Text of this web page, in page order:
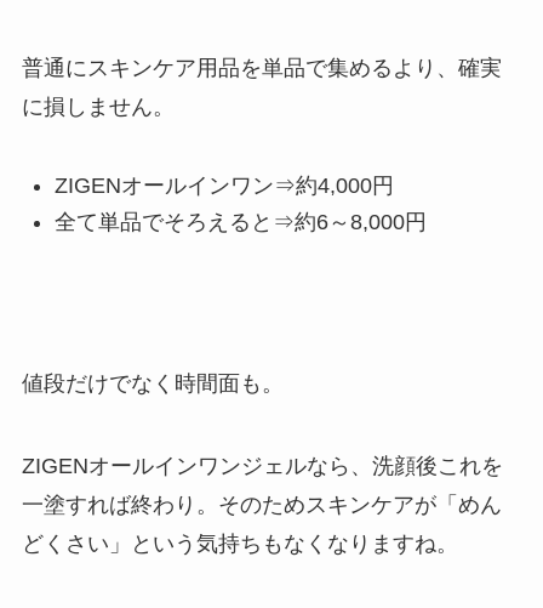
普通に スキンケア用品を単品で集めるより、 確実
に損しません。
ZIGENオールインワン⇒約4,000円
全て単品でそろえると⇒約6～8,000円
値段だけでなく時間面も。
ZIGENオールインワンジェルなら、洗顔後これを
一塗すれば終わり。そのため スキンケアが「めん
どくさい」という気持ちもなくなりますね。